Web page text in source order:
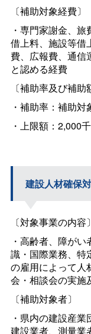
〔補助対象経費〕
・専門家謝金、
借上料、施設等借
費、広報費、通信
と認める経費
〔補助率及び補助
・補助率：補助
・上限額：2,000
建設人材確保
〔対象事業の内容〕
・高齢者、障が
識・国際業務、特
の雇用によって人
会・相談会の実施
〔補助対象者〕
・県内の建設産
建設業者、測量業